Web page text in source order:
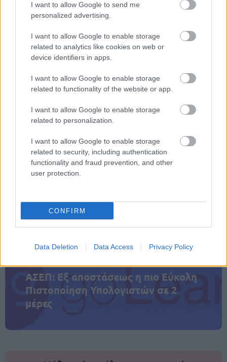
I want to allow Google to send me
personalized advertising.
I want to allow Google to enable storage
related to analytics like cookies on web or
device identifiers in apps.
I want to allow Google to enable storage
related to functionality of the website or app.
I want to allow Google to enable storage
related to personalization.
I want to allow Google to enable storage
related to security, including authentication
functionality and fraud prevention, and other
user protection.
CONFIRM
Data Deletion Data Access Privacy Policy
φίλους και την οικογένεια (45%) και τους
(17%), οι δημοσιογράφοι (13%), οι δημόσιοι θεσμοί
(13%), οι ΜΚΟ (11%) και τα μέσα ενημέρωσης
συγκεντρώνουν τα χαμηλότερα επίπεδα
εμπιστοσύνης, ενώ το 10% δεν εμπιστεύεται καμία
από τις παραπάνω κατηγορίες.
μόνο 2 ημέρες στα χέρια σας
ΑΣΕΠ: Εξ αποστάσεως η πιο Εύκολη
Πιστοποίηση Υπολογιστών σε 2
μέρες